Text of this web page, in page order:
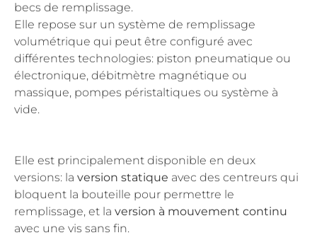
becs de remplissage.
Elle repose sur un système de remplissage
volumétrique qui peut être configuré avec
différentes technologies: piston pneumatique ou
électronique, débitmètre magnétique ou
massique, pompes péristaltiques ou système à
vide.
Elle est principalement disponible en deux
versions: la version statique avec des centreurs qui
bloquent la bouteille pour permettre le
remplissage, et la version à mouvement continu
avec une vis sans fin.